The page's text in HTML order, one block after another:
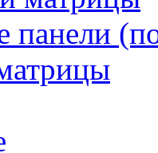
панели